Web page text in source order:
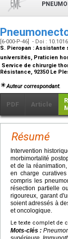
[6-000-P-46] - Doi :
S. Pieropan :Assistante
universités, Praticien
Service de chirurgie
Résistance, 92350 Le
Auteur correspondant.
PDF Article
Résumé
Intervention
morbimortalité
et de la
en charge
compris les
résection partielle
rigoureux, garant
soient adressés à
et oncologique.
Le texte complet de
Mots-clés :